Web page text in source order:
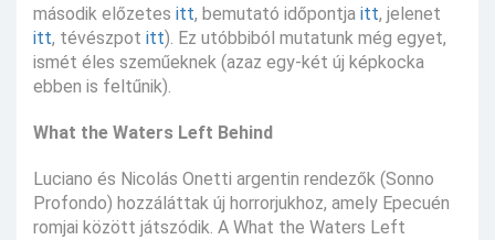
második előzetes itt, bemutató időpontja itt, jelenet
itt, tévészpot itt). Ez utóbbiból mutatunk még egyet,
ismét éles szeműeknek (azaz egy-két új képkocka
ebben is feltűnik).
What the Waters Left Behind
Luciano és Nicolás Onetti argentin rendezők (Sonno
Profondo) hozzáláttak új horrorjukhoz, amely Epecuén
romjai között játszódik. A What the Waters Left